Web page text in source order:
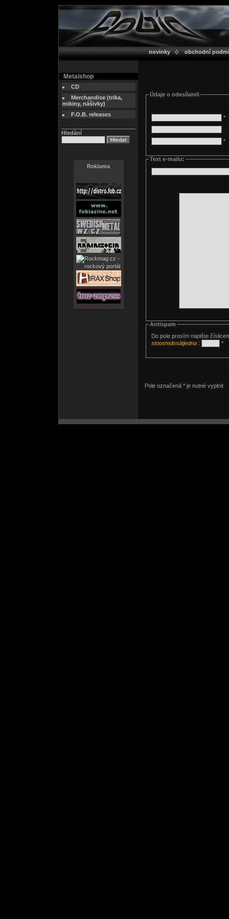
novinky obchodní
Metalshop
CD
Merchandise (trika,
mikiny, nášivky)
F.O.B. releases
Hledání
Reklama
Údaje o odesílateli
*
*
Text e-mailu:
Antispam
Do pole prosím napište
stoosmdesátjedna: *
Pole označená * je nutné vyplnit